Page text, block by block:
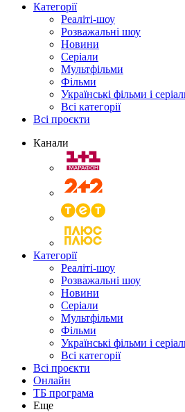
Категорії
Реаліті-шоу
Розважальні шоу
Новини
Серіали
Мультфільми
Фільми
Українські фільми і
Всі категорії
Всі проєкти
Канали
Категорії
Реаліті-шоу
Розважальні шоу
Новини
Серіали
Мультфільми
Фільми
Українські фільми і
Всі категорії
Всі проєкти
Онлайн
ТБ програма
Еще